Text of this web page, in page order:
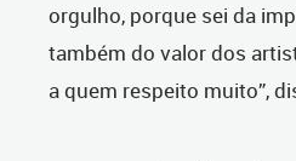
orgulho, porque sei da
também do valor dos
a quem respeito muito”,